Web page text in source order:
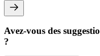
Avez-vous des
?